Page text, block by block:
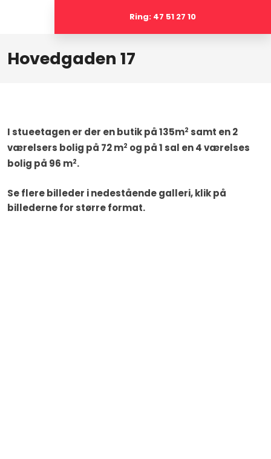
Ring: 47 51 27 10
Hovedgaden 17​
I stueetagen er der en butik på 135m2 samt en 2
værelsers bolig på 72 m2 og på 1 sal en 4 værelses
bolig på 96 m2.
Se flere billeder i nedestående galleri, klik på
billederne for større format.